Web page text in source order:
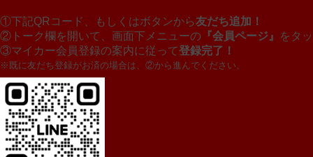
①下記QRコード、もしくはボタンから友だち追加！
②トーク欄を開いて、画面下メニューの 『会員ページ』
をタ
③マイカー会員登録の案内に従って登録完了！
※既に友だち登録がお済の場合は、②から進んでください。